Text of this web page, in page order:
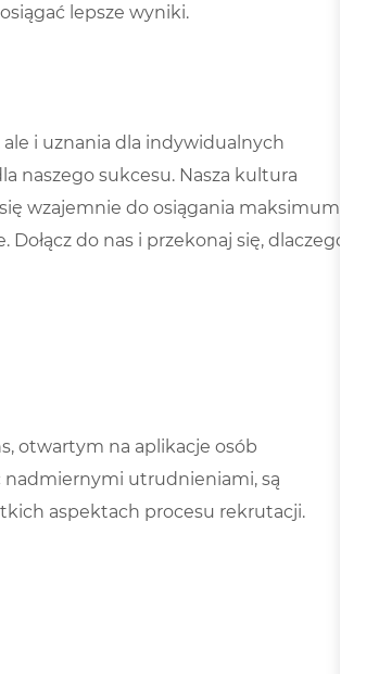
lepsze wyniki.
ale i uznania dla indywidualnych
naszego sukcesu. Nasza kultura
wzajemnie do osiągania maksimum
do nas i przekonaj się, dlaczego
otwartym na aplikacje osób
nadmiernymi utrudnieniami, są
aspektach procesu rekrutacji.